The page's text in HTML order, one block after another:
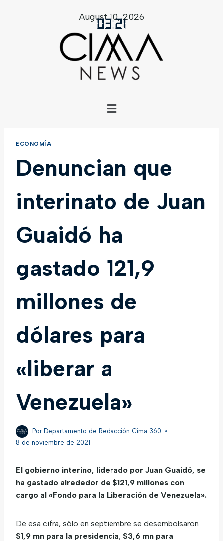
03:21
August 10, 2026
ECONOMÍA
Denuncian que
interinato de Juan
Guaidó ha
gastado 121,9
millones de
dólares para
«liberar a
Venezuela»
Por Departamento de Redacción Cima 360
8 de noviembre de 2021
El gobierno interino, liderado por Juan Guaidó, se
ha gastado alrededor de $121,9 millones con
cargo al «Fondo para la Liberación de Venezuela».
De esa cifra, sólo en septiembre se desembolsaron
$1,9 mn para la presidencia, $3,6 mn para